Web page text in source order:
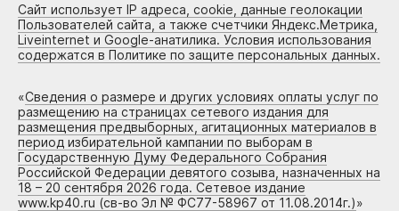
Сайт использует IP адреса, cookie, данные геолокации
Пользователей сайта, а также счетчики Яндекс.Метрика,
Liveinternet и Google-анатилика. Условия использования
содержатся в Политике по защите персональных данных.
«Сведения о размере и других условиях оплаты услуг по
размещению на страницах сетевого издания для
размещения предвыборных, агитационных материалов в
период избирательной кампании по выборам в
Государственную Думу Федерального Собрания
Российской Федерации девятого созыва, назначенных на
18 – 20 сентября 2026 года. Сетевое издание
www.kp40.ru (св-во Эл № ФС77-58967 от 11.08.2014г.)»